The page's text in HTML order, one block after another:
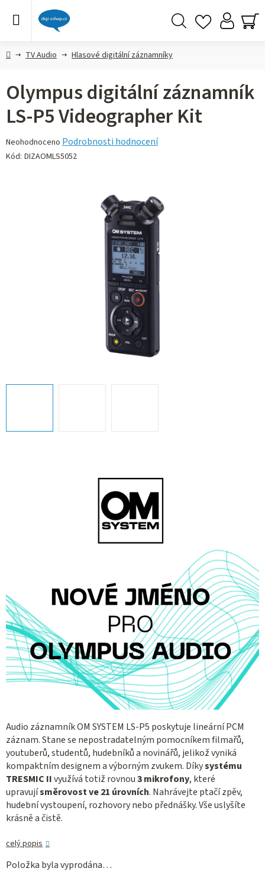
DomůTV Audio Hlasové digitální záznamníky
Audio záznamník OM SYSTEM LS-P5 poskytuje lineární PCM
záznam. Stane se nepostradatelným pomocníkem filmařů,
youtuberů, studentů, hudebníků a novinářů, jelikož vyniká
kompaktním designem a výborným zvukem. Díkysystému
TRESMIC IIvyužívá totiž rovnou3 mikrofony, které
upravujísměrovost ve 21 úrovních. Nahrávejte ptačí zpěv,
hudební vystoupení, rozhovory nebo přednášky. Vše uslyšíte
krásně a čistě.
celý popis
Položka byla vyprodána…
Olympus digitální záznamník
LS-P5 Videographer Kit
Průměrné
hodnocení
Neohodnoceno Podrobnosti hodnocení
Kód: DIZAOMLS5052